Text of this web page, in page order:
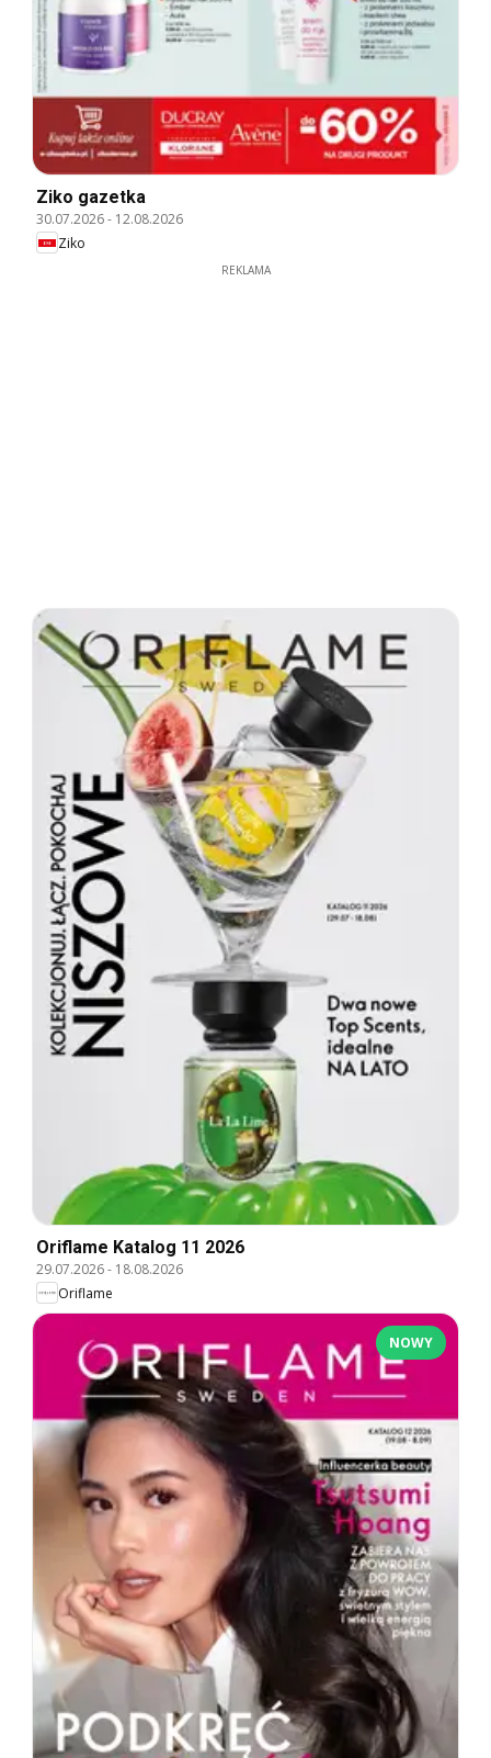
Ziko gazetka
30.07.2026- 12.08.2026
Ziko
REKLAMA
Oriflame Katalog 11 2026
29.07.2026- 18.08.2026
Oriflame
NOWY